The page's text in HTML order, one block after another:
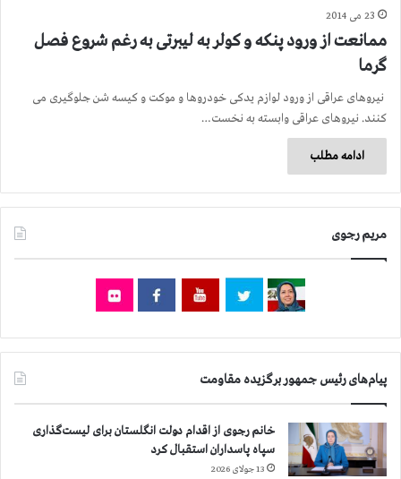
23 می 2014
ممانعت از ورود پنكه و كولر به لیبرتی به رغم شروع فصل
گرما
نیروهای عراقی از ورود لوازم یدكی خودروها و موكت و كیسه شن جلوگیری می
كنند. نیروهای عراقی وابسته به نخست…
ادامه مطلب
مریم رجوی
پیام‌های رئیس جمهور برگزیده مقاومت
خانم رجوی از اقدام دولت انگلستان برای لیست‌گذاری
سپاه پاسداران استقبال کرد
13 جولای 2026